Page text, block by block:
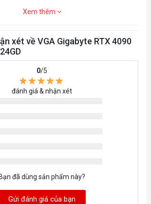
12 Ultimate
Xem thêm
xét về VGA Gigabyte RTX 4090
0/5
đánh giá & nhận xét
Bạn đã dùng sản phẩm này?
Gửi đánh giá của bạn